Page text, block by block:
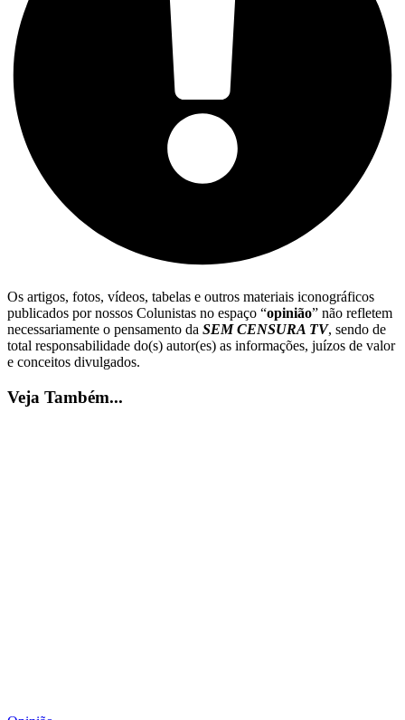
Os artigos, fotos, vídeos, tabelas e outros materiais iconográficos
publicados por nossos Colunistas no espaço “opinião” não refletem
necessariamente o pensamento da SEM CENSURA TV, sendo de
total responsabilidade do(s) autor(es) as informações, juízos de valor
e conceitos divulgados.
Veja Também...